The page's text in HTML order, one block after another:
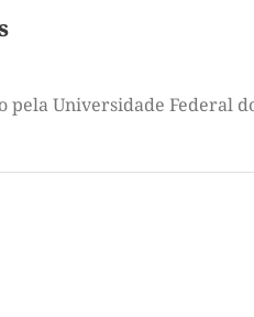
pela Universidade Federal